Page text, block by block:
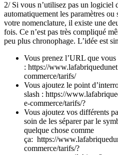
2/ Si vous n’utilisez pas un logiciel
automatiquement les paramètres
votre nomenclature, il existe une
fois. Ce n’est pas très compliqué
peu plus chronophage. L’idée est
Vous prenez l’URL que
: https://
commerce/tarifs/
Vous ajoutez le point
slash : https://
e-commerce/tarifs/?
Vous ajoutez vos différents
soin de les séparer par le
quelque chose comme
ça: https://
commerce/tarifs/?